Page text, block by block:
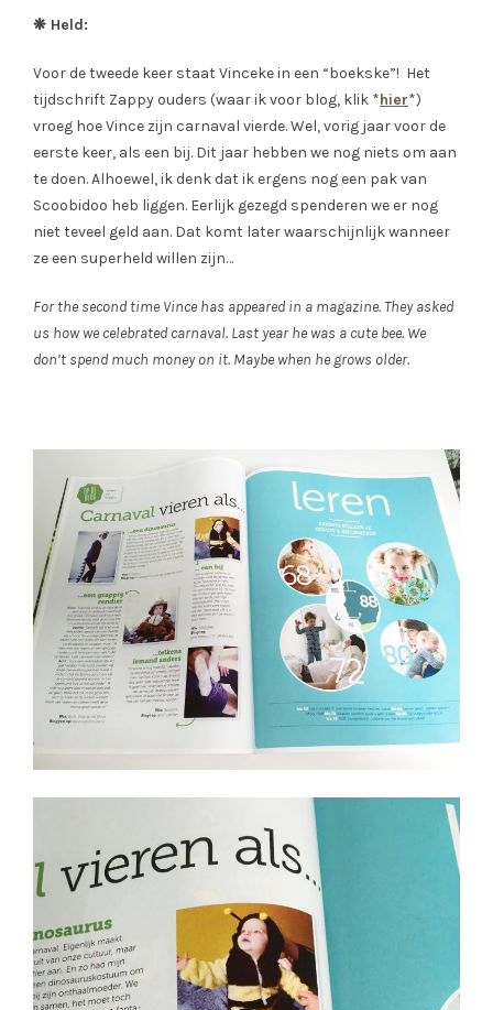
❋ Held:
Voor de tweede keer staat Vinceke in een “boekske”! Het
tijdschrift Zappy ouders (waar ik voor blog, klik *hier*)
vroeg hoe Vince zijn carnaval vierde. Wel, vorig jaar voor de
eerste keer, als een bij. Dit jaar hebben we nog niets om aan
te doen. Alhoewel, ik denk dat ik ergens nog een pak van
Scoobidoo heb liggen. Eerlijk gezegd spenderen we er nog
niet teveel geld aan. Dat komt later waarschijnlijk wanneer
ze een superheld willen zijn…
For the second time Vince has appeared in a magazine. They asked
us how we celebrated carnaval. Last year he was a cute bee. We
don’t spend much money on it. Maybe when he grows older.